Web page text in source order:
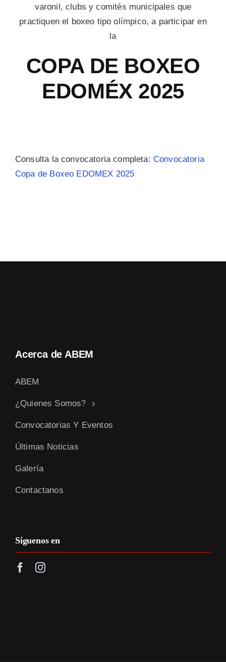
varonil, clubs y comités municipales que
practiquen el boxeo tipo olímpico, a participar en
la
COPA DE BOXEO
EDOMÉX 2025
Consulta la convocatoria completa: Convocatoria
Copa de Boxeo EDOMEX 2025
Acerca de ABEM
ABEM
¿Quienes Somos?
Convocatorias Y Eventos
Últimas Noticias
Galería
Contactanos
Siguenos en